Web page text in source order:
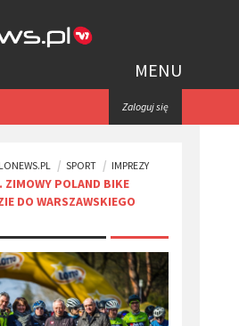
MENU
Zaloguj się
SPORT IMPREZY
ZIMOWY POLAND BIKE
DO WARSZAWSKIEGO